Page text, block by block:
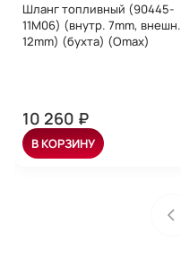
Шланг топливный (90445-
11M06) (внутр. 7mm, внешн.
12mm) (бухта) (Omax)
10 260 ₽
В КОРЗИНУ